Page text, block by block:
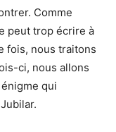
Comme
peut trop écrire à
fois, nous traitons
ci, nous allons
qui